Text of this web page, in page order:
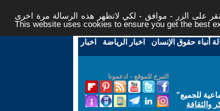
على الزر - موافق - لكي لاتظهر هذه الرسالة مرة اخرى -
This website uses cookies to ensure you get the best
أنباء حقوق الإنسان - اخبار الرياضة - اخبار
التبرع للموقع - ادعمونا
للجميع"
والثقافة